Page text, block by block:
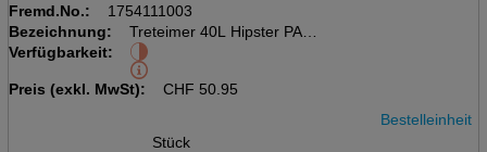
Fremd.No.:
1754111003
Bezeichnung:
Treteimer 40L Hipster PASO
kubisch, inkl. Deckel
LxBxH: 353x295x676mm
Verfügbarkeit:
Preis (exkl. MwSt): CHF 50.95
Bestelleinheit
Stück